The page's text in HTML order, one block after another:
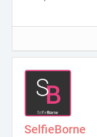
SelfieBorne